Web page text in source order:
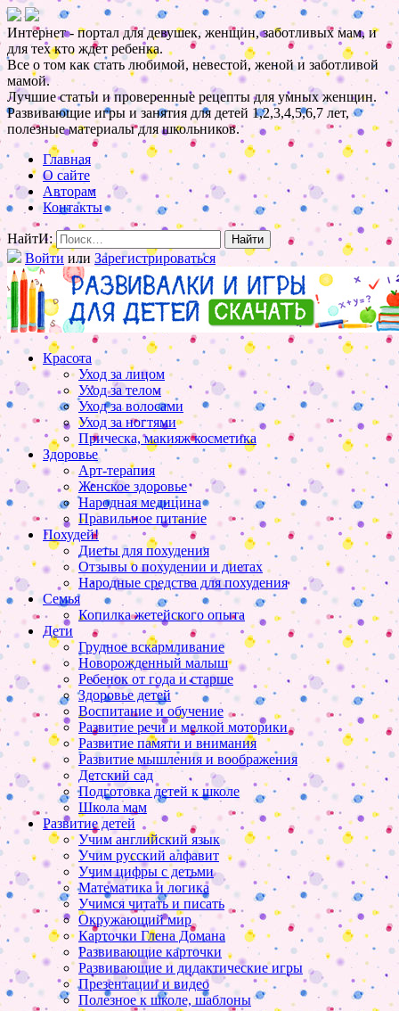
Интернет - портал для девушек, женщин, заботливых мам, и
для тех кто ждет ребенка.
Все о том как стать любимой, невестой, женой и заботливой
мамой.
Лучшие статьи и проверенные рецепты для умных женщин.
Развивающие игры и занятия для детей 1,2,3,4,5,6,7 лет,
полезные материалы для школьников.
Главная
О сайте
Авторам
Контакты
НайтИ:
Войти или Зарегистрироваться
Красота
Уход за лицом
Уход за телом
Уход за волосами
Уход за ногтями
Прическа, макияж косметика
Здоровье
Арт-терапия
Женское здоровье
Народная медицина
Правильное питание
Похудей!
Диеты для похудения
Отзывы о похудении и диетах
Народные средства для похудения
Семья
Копилка жетейского опыта
Дети
Грудное вскармливание
Новорожденный малыш
Ребенок от года и старше
Здоровье детей
Воспитание и обучение
Развитие речи и мелкой моторики
Развитие памяти и внимания
Развитие мышления и воображения
Детский сад
Подготовка детей к школе
Школа мам
Развитие детей
Учим английский язык
Учим русский алфавит
Учим цифры с детьми
Математика и логика
Учимся читать и писать
Окружающий мир
Карточки Глена Домана
Развивающие карточки
Развивающие и дидактические игры
Презентации и видео
Полезное к школе, шаблоны